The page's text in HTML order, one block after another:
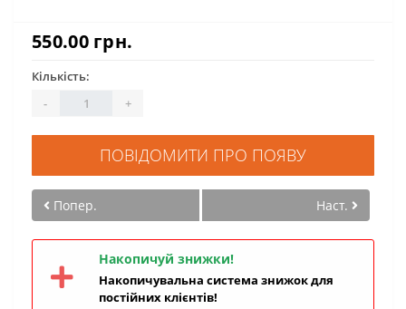
550.00 грн.
Кількість:
-
+
ПОВІДОМИТИ ПРО ПОЯВУ
Попер. Наст.
Накопичуй знижки!
Накопичувальна система знижок для
постійних клієнтів!